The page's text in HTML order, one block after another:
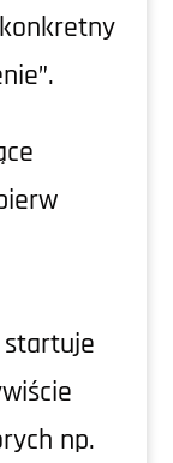
np.